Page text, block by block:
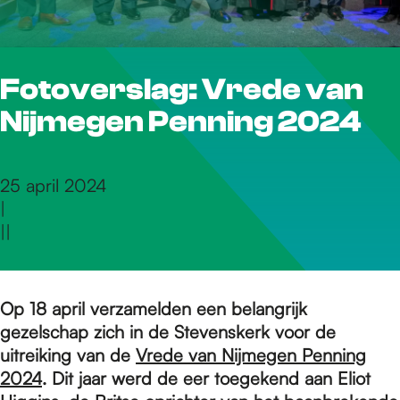
r
d
e
o
m
Fotoverslag: Vrede van
Nijmegen Penning 2024
25 april 2024
|
||
Op 18 april verzamelden een belangrijk
gezelschap zich in de Stevenskerk voor de
uitreiking van de Vrede van Nijmegen Penning
2024. Dit jaar werd de eer toegekend aan Eliot